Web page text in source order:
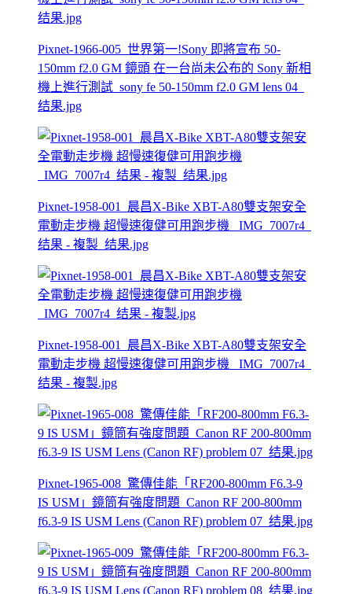
Pixnet-1966-005_世界第一!Sony 即將宣布 50-
150mm f2.0 GM 鏡頭 在一台尚未公布的 Sony 新相
機上進行測試_sony fe 50-150mm f2.0 GM lens 04_
结果.jpg
Pixnet-1958-001_晨昌X-Bike XBT-A80雙支架安全
電動走步機 超慢速復健可用跑步機 _IMG_7007r4_
结果 - 複製_结果.jpg
Pixnet-1958-001_晨昌X-Bike XBT-A80雙支架安全
電動走步機 超慢速復健可用跑步機 _IMG_7007r4_
结果 - 複製.jpg
Pixnet-1965-008_驚傳佳能「RF200-800mm F6.3-9
IS USM」鏡筒有強度問題_Canon RF 200-800mm
f6.3-9 IS USM Lens (Canon RF) problem 07_结果.jpg